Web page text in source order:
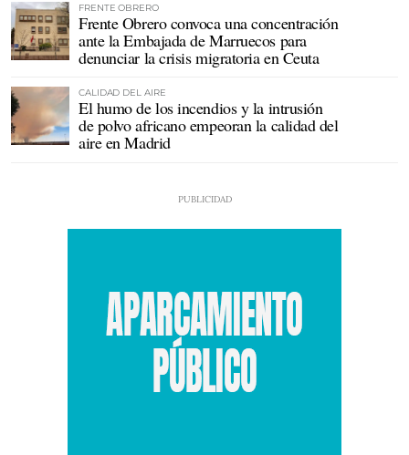
FRENTE OBRERO
Frente Obrero convoca una concentración
ante la Embajada de Marruecos para
denunciar la crisis migratoria en Ceuta
CALIDAD DEL AIRE
El humo de los incendios y la intrusión
de polvo africano empeoran la calidad del
aire en Madrid